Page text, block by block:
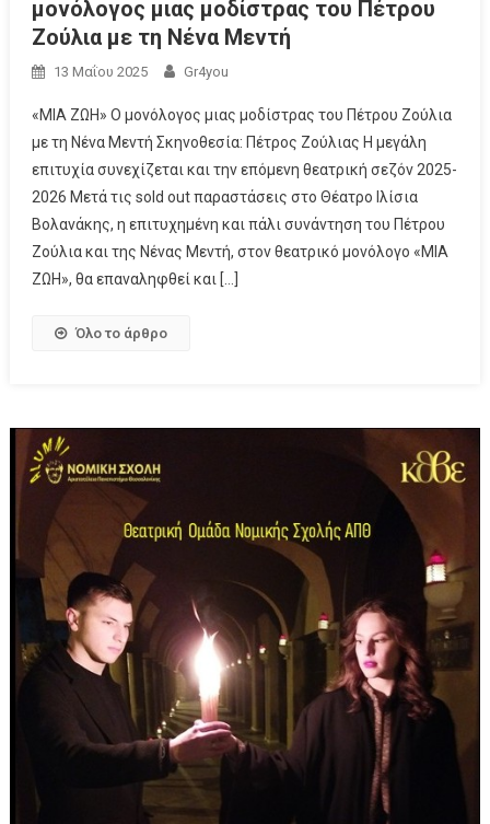
μονόλογος μιας μοδίστρας του Πέτρου
Ζούλια με τη Νένα Μεντή
13 Μαΐου 2025 Gr4you
«ΜΙΑ ΖΩΗ» Ο μονόλογος μιας μοδίστρας του Πέτρου Ζούλια
με τη Νένα Μεντή Σκηνοθεσία: Πέτρος Ζούλιας Η μεγάλη
επιτυχία συνεχίζεται και την επόμενη θεατρική σεζόν 2025-
2026 Μετά τις sold out παραστάσεις στο Θέατρο Ιλίσια
Βολανάκης, η επιτυχημένη και πάλι συνάντηση του Πέτρου
Ζούλια και της Νένας Μεντή, στον θεατρικό μονόλογο «ΜΙΑ
ΖΩΗ», θα επαναληφθεί και […]
Όλο το άρθρο